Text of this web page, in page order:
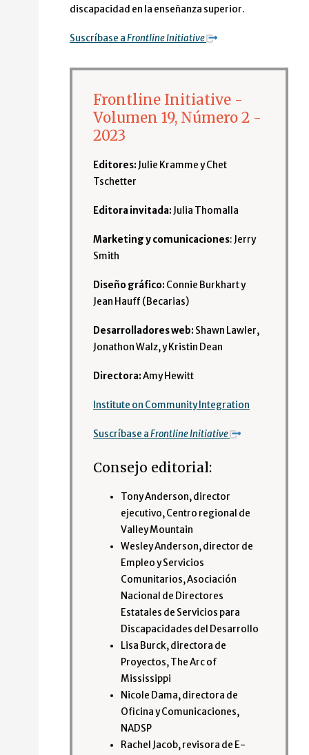
discapacidad en la enseñanza superior.
Suscríbase aFrontline Initiative
Frontline Initiative -
Volumen 19, Número 2 -
2023
Editores: Julie Kramme y Chet
Tschetter
Editora invitada: Julia Thomalla
Marketing y comunicaciones: Jerry
Smith
Diseño gráfico: Connie Burkhart y
Jean Hauff (Becarias)
Desarrolladores web: Shawn Lawler,
Jonathon Walz, y Kristin Dean
Directora:Amy Hewitt
Institute on Community Integration
Suscríbase aFrontline Initiative
Consejo editorial:
Tony Anderson, director
ejecutivo, Centro regional de
Valley Mountain
Wesley Anderson, director de
Empleo y Servicios
Comunitarios, Asociación
Nacional de Directores
Estatales de Servicios para
Discapacidades del Desarrollo
Lisa Burck, directora de
Proyectos, The Arc of
Mississippi
Nicole Dama, directora de
Oficina y Comunicaciones,
NADSP
Rachel Jacob, revisora de E-